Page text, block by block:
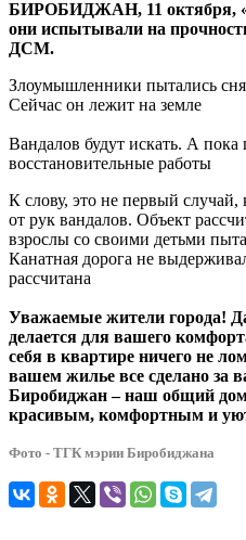
БИРОБИДЖАН, 11 октября,
они испытывали на
ДСМ.
Злоумышленники пытались
Сейчас он лежит на земле
Вандалов будут искать. А пока
восстановительные работы
К слову, это не первый случай,
от рук вандалов. Объект
взрослы со своими детьми
Канатная дорога не
рассчитана
Уважаемые жители города!
делается для вашего
себя в квартире ничего не
вашем жилье все сделано за
Биробиджан – наш общий
красивым, комфортным и
Фото - ТГК мэрии Биробиджана